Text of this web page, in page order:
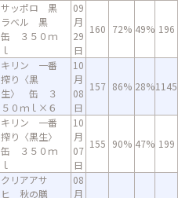
サッポロ 黒
ラベル 黒
缶 ３５０ｍ
ｌ
09
月
29
日
160 72% 49% 196
キリン 一番
搾り〈黒
生〉 缶 ３
５０ｍｌ×６
10
月
08
日
157 86% 28%1145
キリン 一番
搾り〈黒生〉
缶 ３５０ｍ
ｌ
10
月
07
日
155 90% 47% 199
クリアアサ
ヒ 秋の膳
08
月